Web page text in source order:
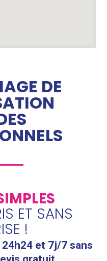
DE
ET SANS
!
et 7j/7 sans